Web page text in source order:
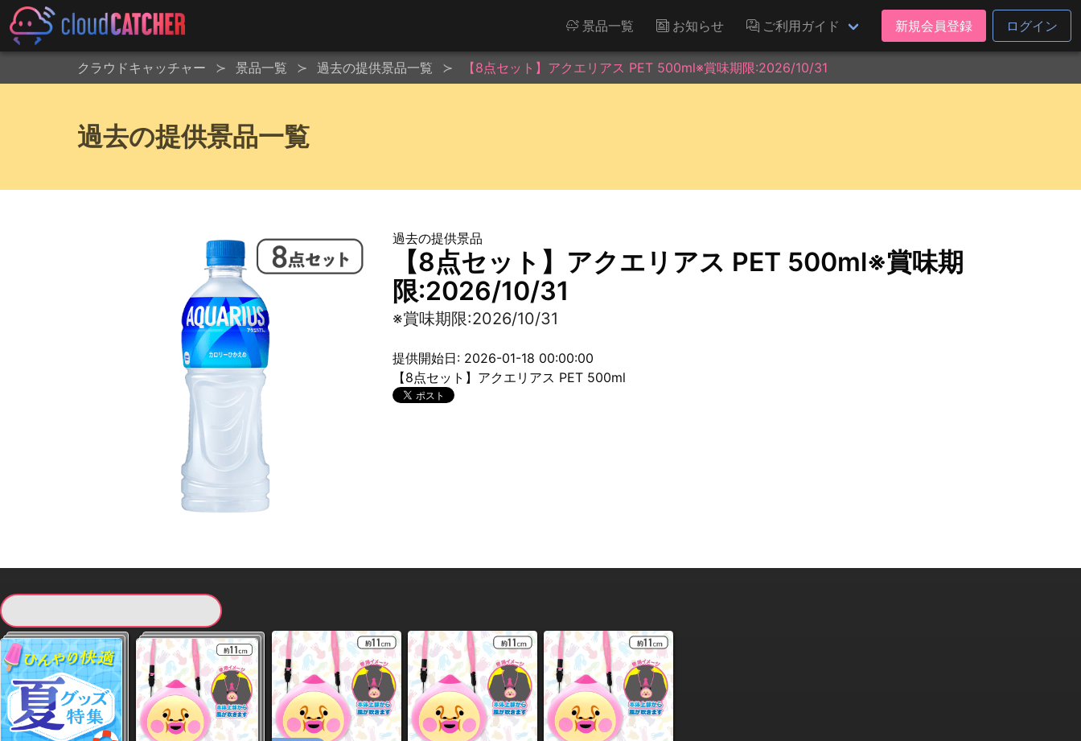
景品一覧 お知らせ ご利用ガイド 新規会員登録 ログイン
クラウドキャッチャー 景品一覧 過去の提供景品一覧 【8点セット】アクエリアス PET 500ml※賞味期限:2026/10/31
過去の提供景品一覧
過去の提供景品
【8点セット】アクエリアス PET 500ml※賞味期
限:2026/10/31
※賞味期限:2026/10/31
提供開始日: 2026-01-18 00:00:00
【8点セット】アクエリアス PET 500ml